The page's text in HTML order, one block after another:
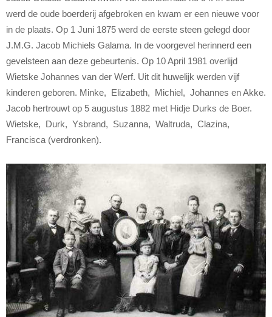
werd de oude boerderij afgebroken en kwam er een nieuwe voor
in de plaats. Op 1 Juni 1875 werd de eerste steen gelegd door
J.M.G. Jacob Michiels Galama. In de voorgevel herinnerd een
gevelsteen aan deze gebeurtenis. Op 10 April 1981 overlijd
Wietske Johannes van der Werf. Uit dit huwelijk werden vijf
kinderen geboren. Minke, Elizabeth, Michiel, Johannes en Akke.
Jacob hertrouwt op 5 augustus 1882 met Hidje Durks de Boer.
Wietske, Durk, Ysbrand, Suzanna, Waltruda, Clazina,
Francisca (verdronken).